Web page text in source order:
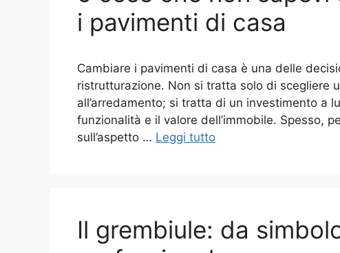
i pavimenti di casa
Cambiare i pavimenti di casa è una delle
ristrutturazione. Non si tratta solo di scegliere
all’arredamento; si tratta di un investimento a
funzionalità e il valore dell’immobile. Spesso,
sull’aspetto … Leggi tutto
Il grembiule: da